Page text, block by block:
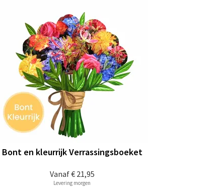
Vanaf€ 21,95
Bont en kleurrijk Verrassingsboeket
Levering morgen